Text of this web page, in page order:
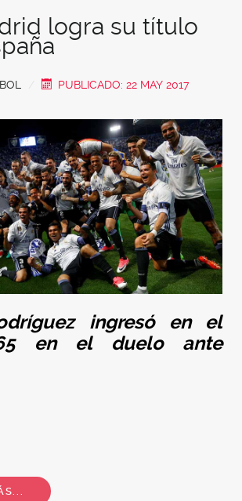
logra su título
PUBLICADO: 22 MAY 2017
ingresó en el
en el duelo ante